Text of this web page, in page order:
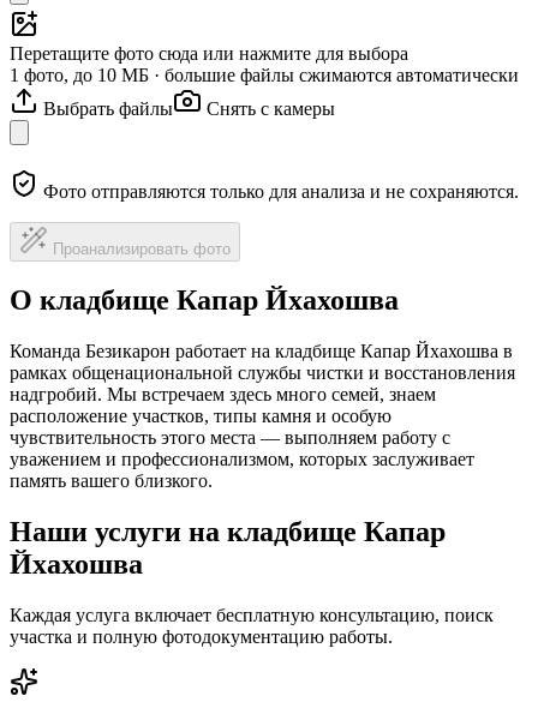
Перетащите фото сюда или нажмите для выбора
1 фото, до 10 МБ · большие файлы сжимаются автоматически
Выбрать файлы
Снять с камеры
Фото отправляются только для анализа и не сохраняются.
Проанализировать фото
О кладбище Капар Йхахошва
Команда Безикарон работает на кладбище Капар Йхахошва в
рамках общенациональной службы чистки и восстановления
надгробий. Мы встречаем здесь много семей, знаем
расположение участков, типы камня и особую
чувствительность этого места — выполняем работу с
уважением и профессионализмом, которых заслуживает
память вашего близкого.
Наши услуги на кладбище Капар
Йхахошва
Каждая услуга включает бесплатную консультацию, поиск
участка и полную фотодокументацию работы.